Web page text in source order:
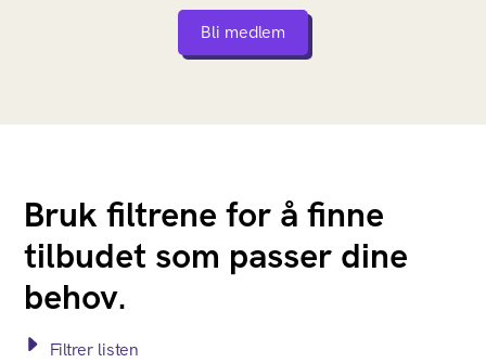
Bli medlem
Bruk filtrene for å finne
tilbudet som passer dine
behov.
Filtrer listen